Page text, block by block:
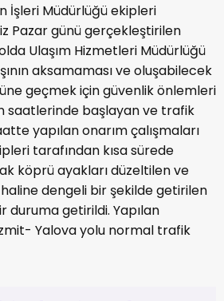
İşleri Müdürlüğü ekipleri
Pazar günü gerçekleştirilen
Ulaşım Hizmetleri Müdürlüğü
aksamaması ve oluşabilecek
geçmek için güvenlik önlemleri
saatlerinde başlayan ve trafik
yapılan onarım çalışmaları
tarafından kısa sürede
köprü ayakları düzeltilen ve
dengeli bir şekilde getirilen
duruma getirildi. Yapılan
Yalova yolu normal trafik